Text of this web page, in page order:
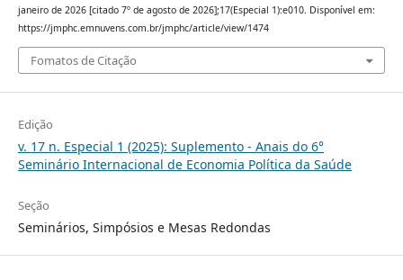
janeiro de 2026 [citado 7º de agosto de 2026];17(Especial 1):e010. Disponível em:
https://jmphc.emnuvens.com.br/jmphc/article/view/1474
Fomatos de Citação
Edição
v. 17 n. Especial 1 (2025): Suplemento - Anais do 6°
Seminário Internacional de Economia Política da Saúde
Seção
Seminários, Simpósios e Mesas Redondas